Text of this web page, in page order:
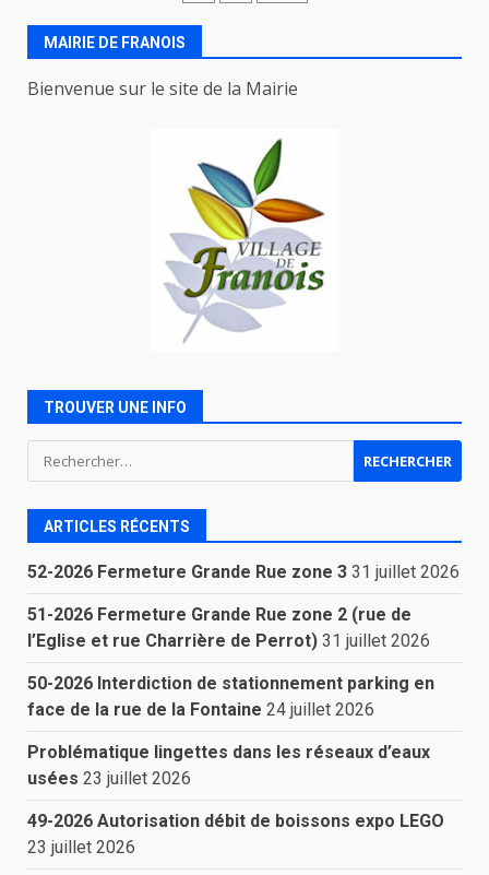
articles
MAIRIE DE FRANOIS
Bienvenue sur le site de la Mairie
TROUVER UNE INFO
Rechercher :
ARTICLES RÉCENTS
52-2026 Fermeture Grande Rue zone 3 31 juillet 2026
51-2026 Fermeture Grande Rue zone 2 (rue de
l’Eglise et rue Charrière de Perrot) 31 juillet 2026
50-2026 Interdiction de stationnement parking en
face de la rue de la Fontaine 24 juillet 2026
Problématique lingettes dans les réseaux d’eaux
usées 23 juillet 2026
49-2026 Autorisation débit de boissons expo LEGO
23 juillet 2026